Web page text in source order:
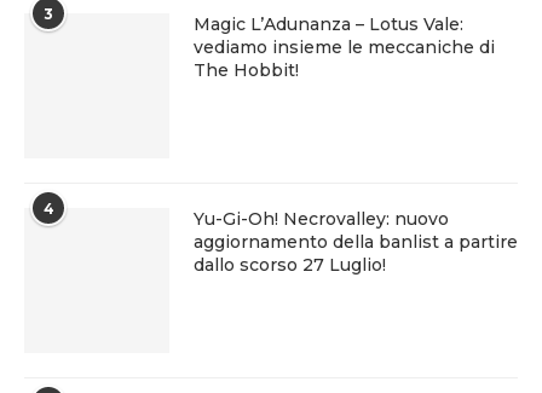
3
Magic L’Adunanza – Lotus Vale:
vediamo insieme le meccaniche di
The Hobbit!
4
Yu-Gi-Oh! Necrovalley: nuovo
aggiornamento della banlist a partire
dallo scorso 27 Luglio!